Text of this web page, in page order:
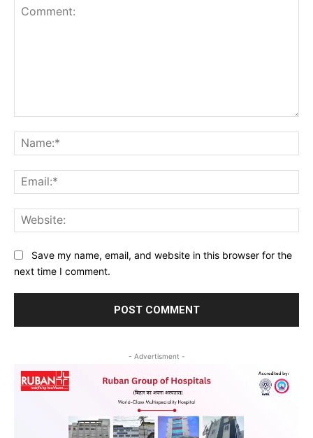
Save my name, email, and website in this browser for the
next time I comment.
- Advertisment -